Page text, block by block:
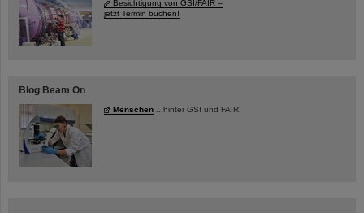
Besichtigung von GSI/FAIR –
jetzt Termin buchen!
Blog Beam On
Menschen ...hinter GSI und FAIR.